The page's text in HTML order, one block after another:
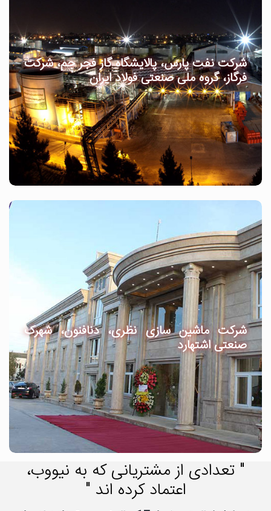
شرکت نفت پارس، پالایشگاه گاز فجر جم، شرکت
فرگاز، گروه ملی صنعتی فولاد ایران
شرکت ماشین سازی نظری، دنافنون، شهرک
صنعتی اشتهارد
" تعدادی از مشتریانی که به نیووب،
اعتماد کرده اند "